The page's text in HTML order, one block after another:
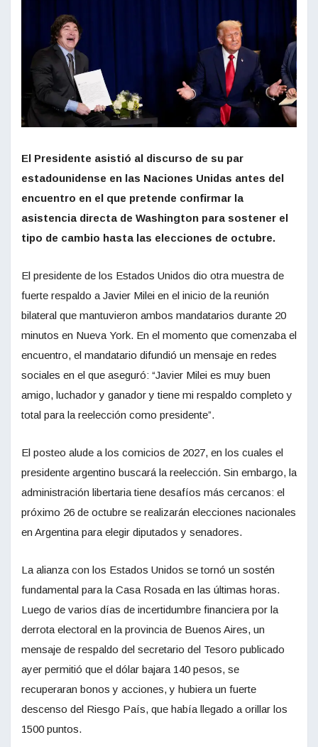
El Presidente asistió al discurso de su par
estadounidense en las Naciones Unidas antes del
encuentro en el que pretende confirmar la
asistencia directa de Washington para sostener el
tipo de cambio hasta las elecciones de octubre.
El presidente de los Estados Unidos dio otra muestra de
fuerte respaldo a Javier Milei en el inicio de la reunión
bilateral que mantuvieron ambos mandatarios durante 20
minutos en Nueva York. En el momento que comenzaba el
encuentro, el mandatario difundió un mensaje en redes
sociales en el que aseguró: “Javier Milei es muy buen
amigo, luchador y ganador y tiene mi respaldo completo y
total para la reelección como presidente”.
El posteo alude a los comicios de 2027, en los cuales el
presidente argentino buscará la reelección. Sin embargo, la
administración libertaria tiene desafíos más cercanos: el
próximo 26 de octubre se realizarán elecciones nacionales
en Argentina para elegir diputados y senadores.
La alianza con los Estados Unidos se tornó un sostén
fundamental para la Casa Rosada en las últimas horas.
Luego de varios días de incertidumbre financiera por la
derrota electoral en la provincia de Buenos Aires, un
mensaje de respaldo del secretario del Tesoro publicado
ayer permitió que el dólar bajara 140 pesos, se
recuperaran bonos y acciones, y hubiera un fuerte
descenso del Riesgo País, que había llegado a orillar los
1500 puntos.